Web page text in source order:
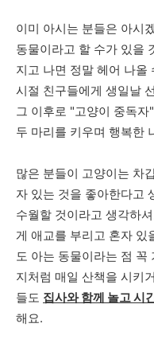
이미 아시는 분들은 아시
동물이라고 할 수가 있을
지고 나면 정말 헤어 나올
시절 친구들에게 생일날
그 이후로 "고양이 중독
두 마리를 키우며 행복한
많은 분들이 고양이는 차
자 있는 것을 좋아한다고
수월할 것이라고 생각하
게 애교를 부리고 혼자 있
도 아는 동물이라는 점
지처럼 매일 산책을 시키
들도 집사와 함께 놀고 시
해요.